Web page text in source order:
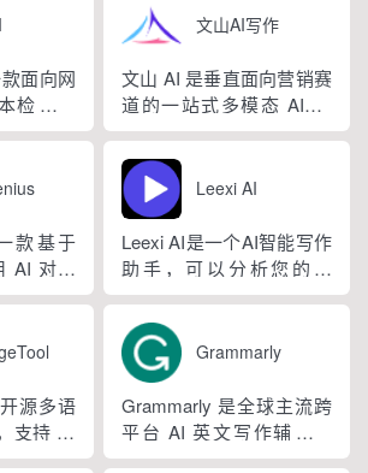
文学创
上百类
改写、
译、
通用能
章、产品描述、登录页面
还是研究论文。
面向网
检测工
形态为
时扫描
系列
依托斯
率检测
模型重
、无需
文山AI写作
文山 AI 是垂直面向营销赛
道的一站式多模态 AIGC
工具，主打图文一体化生
成，依托深度学习算法学
习用户创作风格，适配新
闻稿、产品文案、广告宣
传等各类营销文体。内置
十大类海量行业模板，覆
盖超 99% 营销业务场景，
求...
款基于
AI 对话
自然语
专属个
问答查
活事务
采用金
可通过
Leexi AI
Leexi AI是一个AI智能写作
助手，可以分析您的文
本，提供有关如何改进文
本的反馈和建议，帮助您
纠正语法、拼写和标点符
号错误等。
源多语
支持 30
测，覆
Grammarly
Grammarly 是全球主流跨
平台 AI 英文写作辅助工
具，提供免费基础版本，